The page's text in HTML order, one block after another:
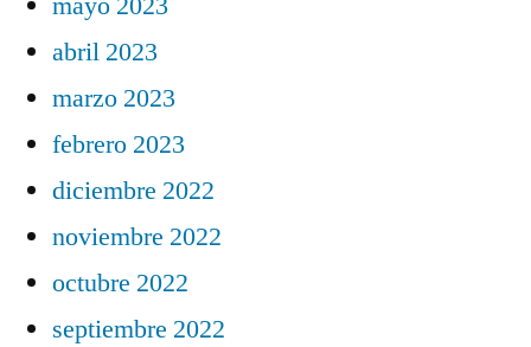
abril 2023
marzo 2023
febrero 2023
diciembre 2022
noviembre 2022
octubre 2022
septiembre 2022